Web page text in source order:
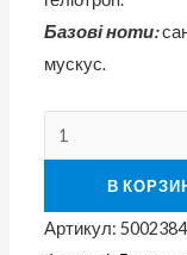
Базові ноти:
мускус.
В
Артикул:5002384